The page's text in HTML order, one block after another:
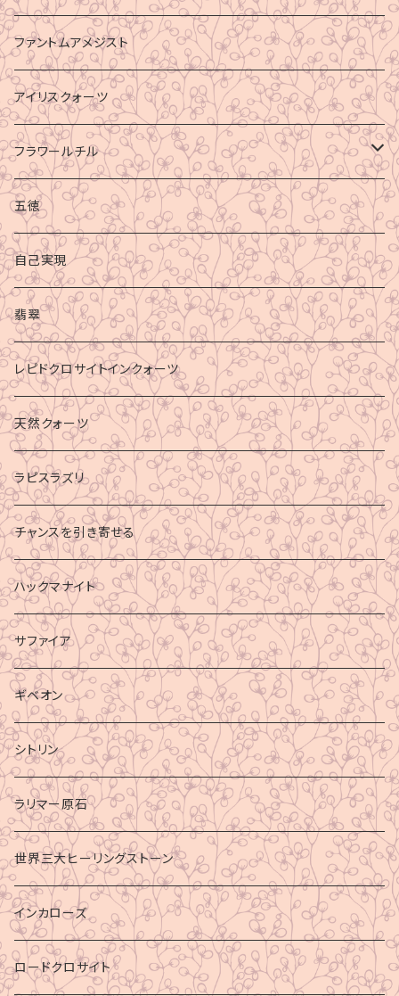
ファントムアメジスト
アイリスクォーツ
フラワールチル
心身の癒し
グラウディング
マイナスエネルギーからの防御
ビジネス成功
財運
五徳
自己実現
翡翠
レピドクロサイトインクォーツ
天然クォーツ
ラピスラズリ
チャンスを引き寄せる
ハックマナイト
サファイア
ギベオン
シトリン
ラリマー原石
世界三大ヒーリングストーン
インカローズ
ロードクロサイト